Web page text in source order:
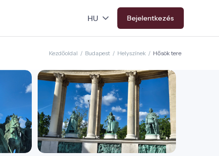
Bejelentkezés
Kezdőoldal / Budapest / Helyszínek / Hősök tere